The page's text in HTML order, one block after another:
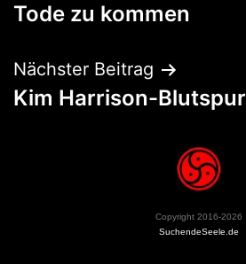
Tode zu kommen
Nächster Beitrag
Kim Harrison-Blutspur
Copyright 2016-2026
SuchendeSeele.de